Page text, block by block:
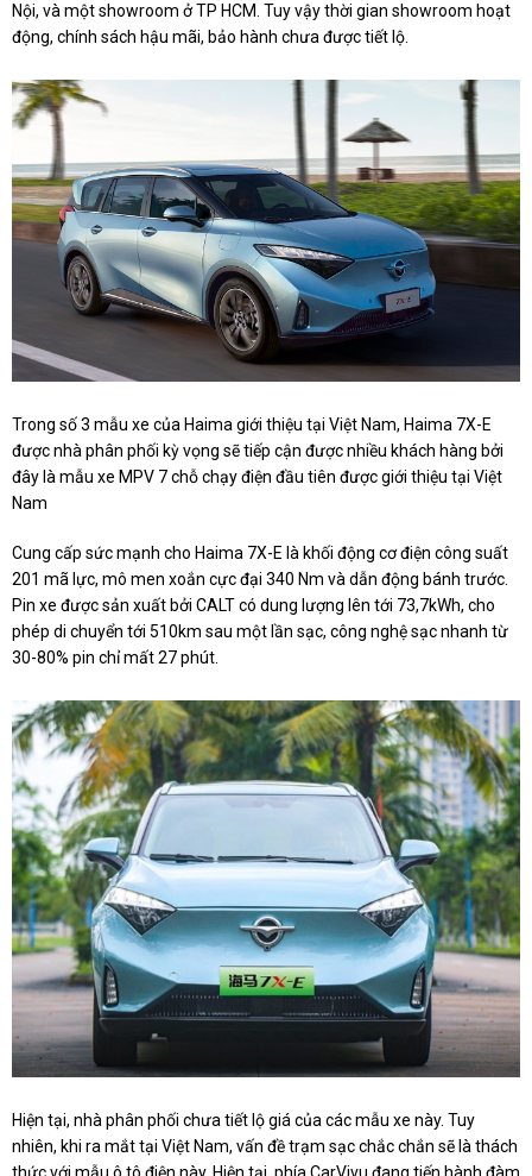
Nội, và một showroom ở TP HCM. Tuy vậy thời gian showroom hoạt
động, chính sách hậu mãi, bảo hành chưa được tiết lộ.
Trong số 3 mẫu xe của Haima giới thiệu tại Việt Nam, Haima 7X-E
được nhà phân phối kỳ vọng sẽ tiếp cận được nhiều khách hàng bởi
đây là mẫu xe MPV 7 chỗ chạy điện đầu tiên được giới thiệu tại Việt
Nam
Cung cấp sức mạnh cho Haima 7X-E là khối động cơ điện công suất
201 mã lực, mô men xoắn cực đại 340 Nm và dẫn động bánh trước.
Pin xe được sản xuất bởi CALT có dung lượng lên tới 73,7kWh, cho
phép di chuyển tới 510km sau một lần sạc, công nghệ sạc nhanh từ
30-80% pin chỉ mất 27 phút.
Hiện tại, nhà phân phối chưa tiết lộ giá của các mẫu xe này. Tuy
nhiên, khi ra mắt tại Việt Nam, vấn đề trạm sạc chắc chắn sẽ là thách